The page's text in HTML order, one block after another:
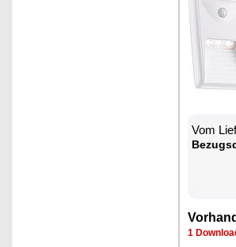
Vom
1